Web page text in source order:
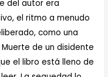
del autor era
el ritmo a menudo
como una
de un disidente
el libro está lleno de